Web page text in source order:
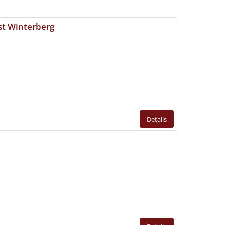
Winterberg
Details